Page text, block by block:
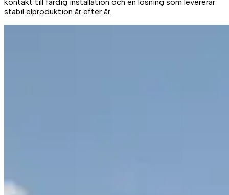
stabil elproduktion år efter år.